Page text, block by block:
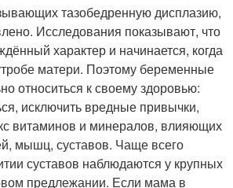
тазобедренную дисплазию,
Исследования показывают, что
характер и начинается, когда
матери. Поэтому беременные
относиться к своему здоровью:
исключить вредные привычки,
витаминов и минералов, влияющих
мышц, суставов. Чаще всего
суставов наблюдаются у крупных
предлежании. Если мама в